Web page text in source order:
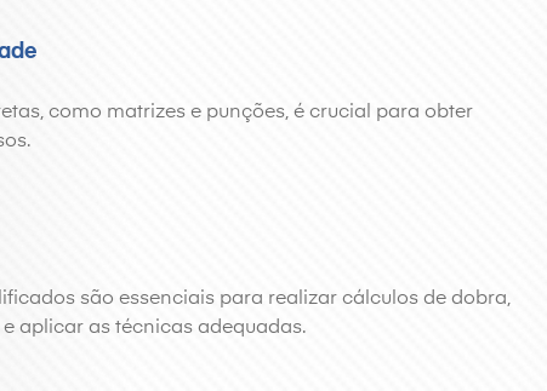
como matrizes e punções, é crucial para obter
são essenciais para realizar cálculos de dobra,
aplicar as técnicas adequadas.